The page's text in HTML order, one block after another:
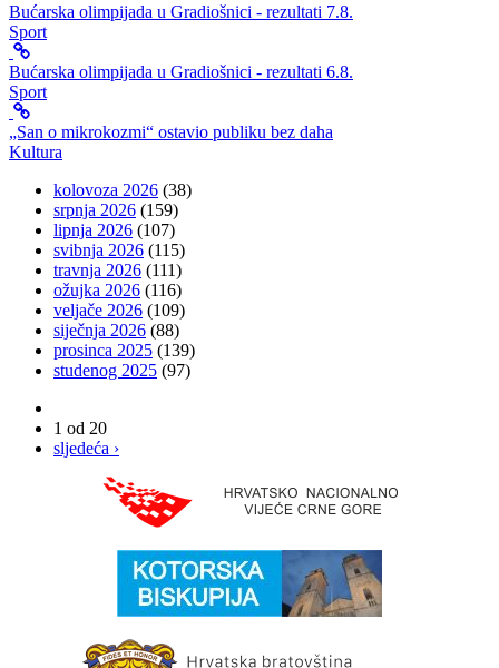
Bućarska olimpijada u Gradiošnici - rezultati 7.8.
Sport
Bućarska olimpijada u Gradiošnici - rezultati 6.8.
Sport
„San o mikrokozmi“ ostavio publiku bez daha
Kultura
kolovoza 2026 (38)
srpnja 2026 (159)
lipnja 2026 (107)
svibnja 2026 (115)
travnja 2026 (111)
ožujka 2026 (116)
veljače 2026 (109)
siječnja 2026 (88)
prosinca 2025 (139)
studenog 2025 (97)
1 od 20
sljedeća ›